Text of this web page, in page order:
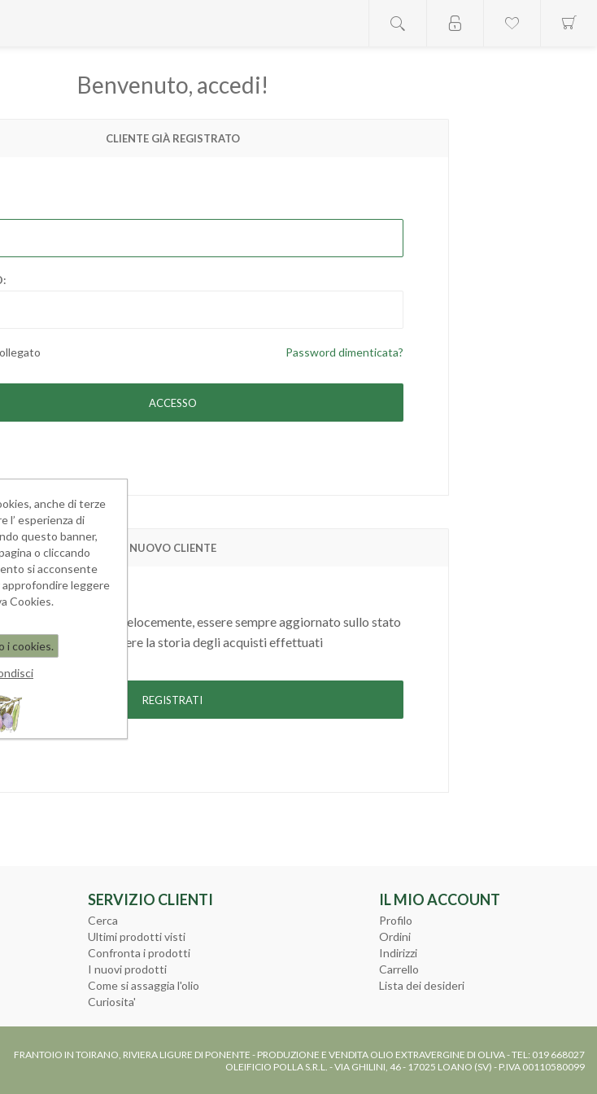
Benvenuto, accedi!
CLIENTE GIÀ REGISTRATO
Password dimenticata?
NUOVO CLIENTE
potrai acquistare velocemente, essere sempre aggiornato sullo stato
degli ordini e rivedere la storia degli acquisti effettuati
SERVIZIO CLIENTI
Cerca
Ultimi prodotti visti
Confronta i prodotti
I nuovi prodotti
Come si assaggia l'olio
Curiosita'
IL MIO ACCOUNT
Profilo
Ordini
Indirizzi
Carrello
Lista dei desideri
FRANTOIO IN TOIRANO, RIVIERA LIGURE DI PONENTE - PRODUZIONE E VENDITA OLIO EXTRAVERGINE DI OLIVA - TEL: 019 668027
OLEIFICIO POLLA S.R.L. - VIA GHILINI, 46 - 17025 LOANO (SV) - P.IVA 00110580099
anche di terze
l’ esperienza di
questo banner,
o cliccando
si acconsente
approfondire leggere
Cookies.
i cookies.